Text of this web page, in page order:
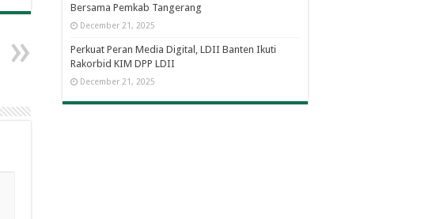
Bersama Pemkab Tangerang
December 21, 2025
Perkuat Peran Media Digital, LDII Banten Ikuti
Rakorbid KIM DPP LDII
December 21, 2025